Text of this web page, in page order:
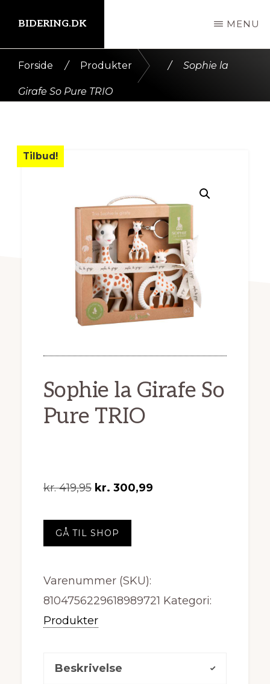
indhold
BIDERING.DK MENU
Forside / Produkter / Sophie la
Girafe So Pure TRIO
Tilbud!
Sophie la Girafe So
Pure TRIO
kr.419,95 Den
pris
var:
kr. 300,99Den
GÅ TIL SHOP
Varenummer (SKU):
8104756229618989721 Kategori:
Produkter
Beskrivelse